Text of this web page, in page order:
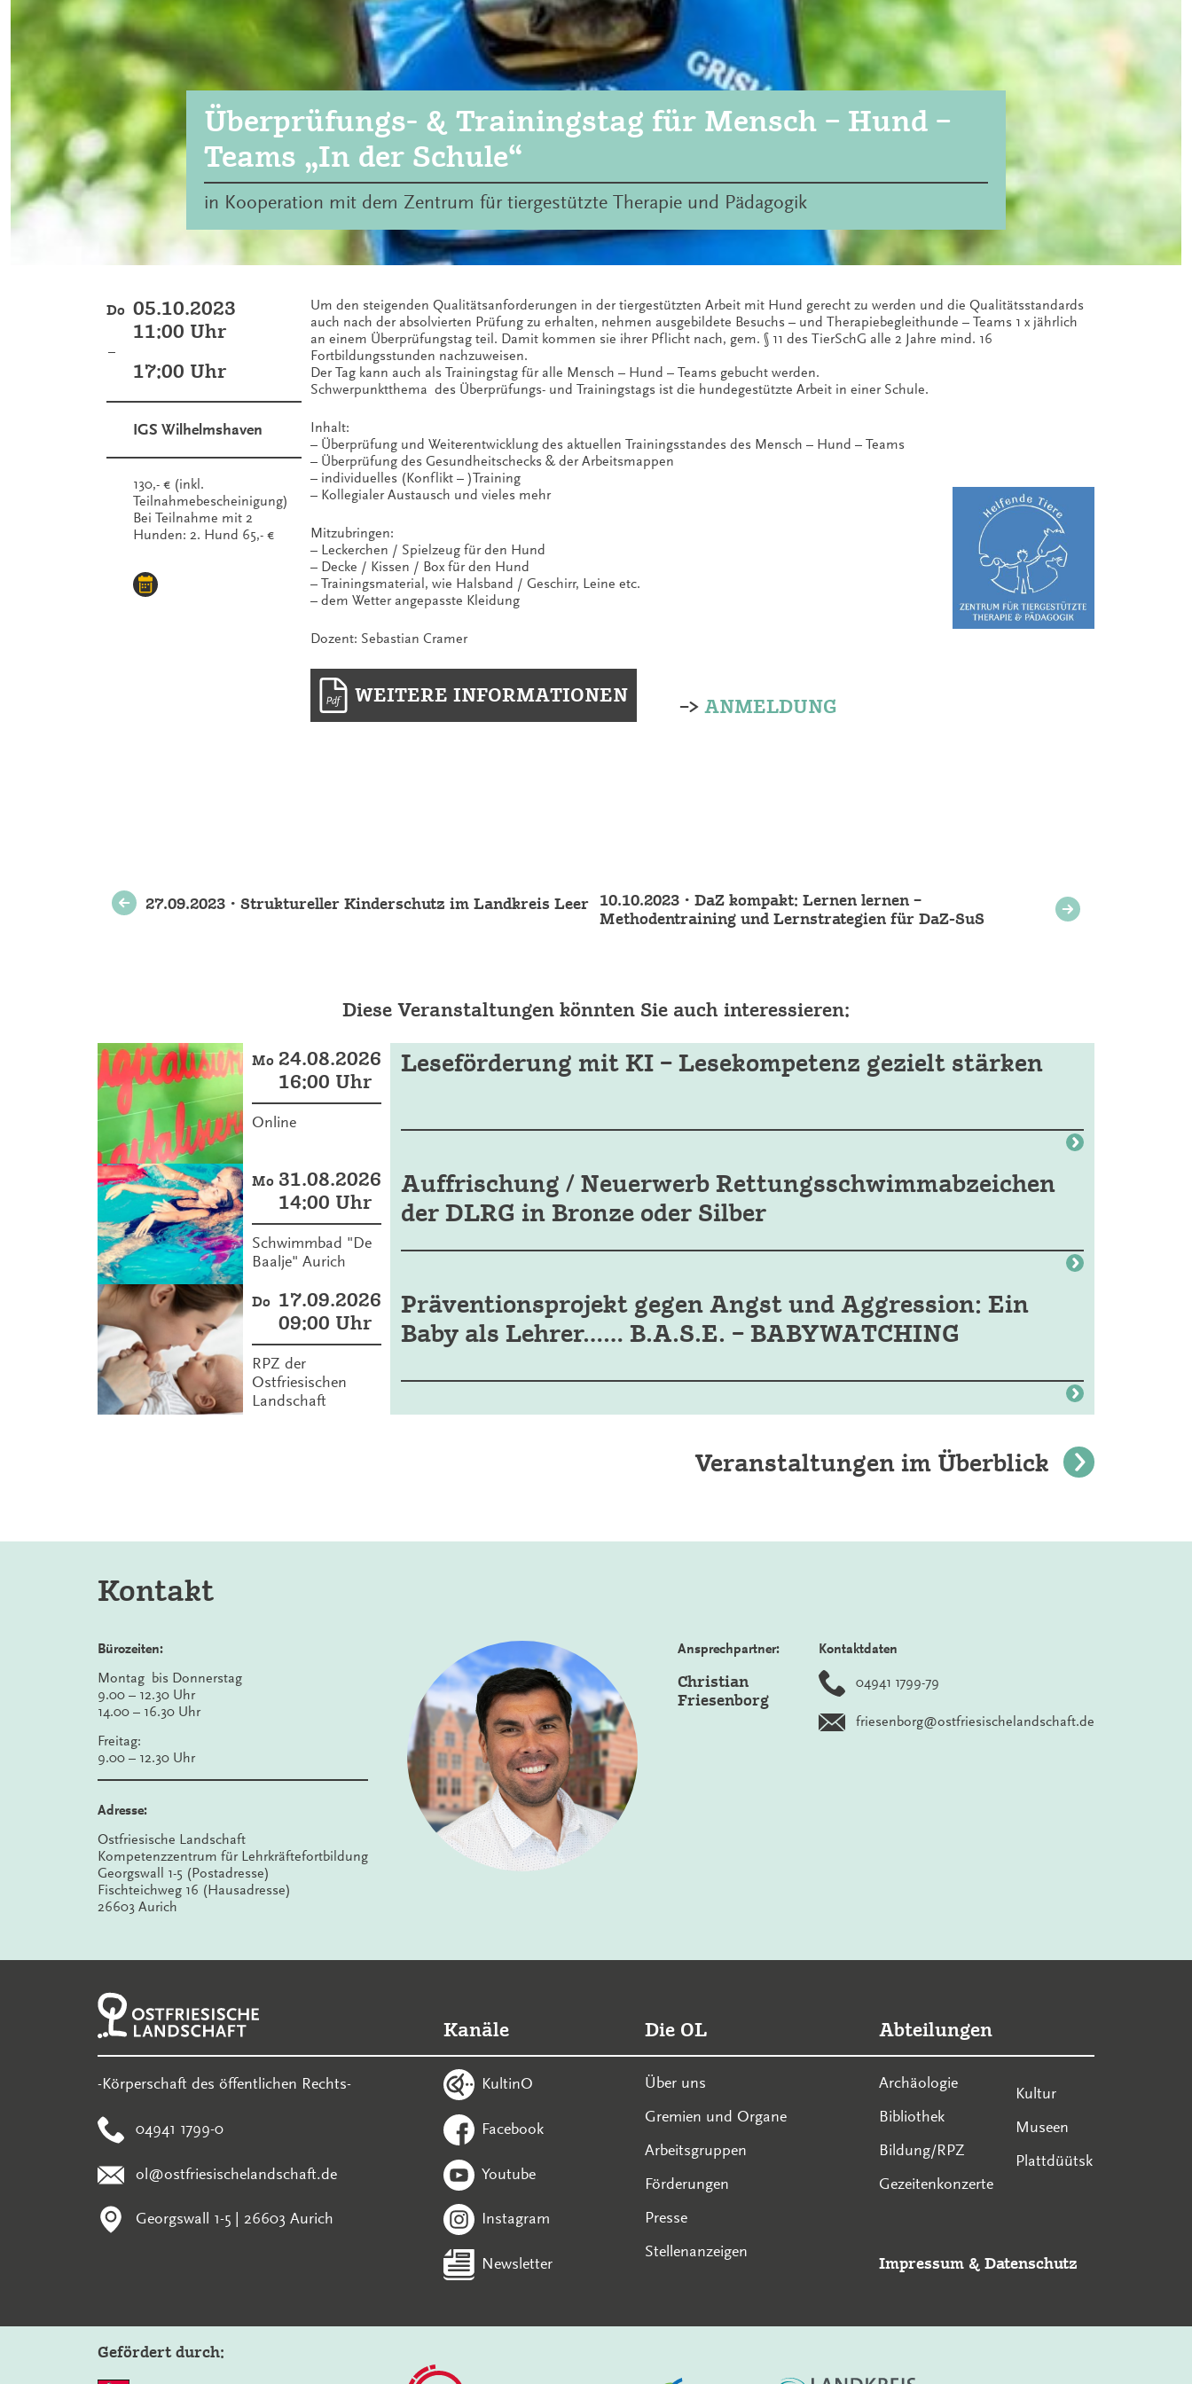
Überprüfungs- & Trainingstag für Mensch – Hund –
Teams „In der Schule“
in Kooperation mit dem Zentrum für tiergestützte Therapie und Pädagogik
Do 05.10.2023
11:00 Uhr
–
17:00 Uhr
IGS Wilhelmshaven
130,- € (inkl.
Teilnahmebescheinigung)
Bei Teilnahme mit 2
Hunden: 2. Hund 65,- €
Um den steigenden Qualitätsanforderungen in der tiergestützten Arbeit mit Hund gerecht zu werden und die Qualitätsstandards
auch nach der absolvierten Prüfung zu erhalten, nehmen ausgebildete Besuchs – und Therapiebegleithunde – Teams 1 x jährlich
an einem Überprüfungstag teil. Damit kommen sie ihrer Pflicht nach, gem. § 11 des TierSchG alle 2 Jahre mind. 16
Fortbildungsstunden nachzuweisen.
Der Tag kann auch als Trainingstag für alle Mensch – Hund – Teams gebucht werden.
Schwerpunktthema des Überprüfungs- und Trainingstags ist die hundegestützte Arbeit in einer Schule.
Inhalt:
– Überprüfung und Weiterentwicklung des aktuellen Trainingsstandes des Mensch – Hund – Teams
– Überprüfung des Gesundheitschecks & der Arbeitsmappen
– individuelles (Konflikt – )Training
– Kollegialer Austausch und vieles mehr
Mitzubringen:
– Leckerchen / Spielzeug für den Hund
– Decke / Kissen / Box für den Hund
– Trainingsmaterial, wie Halsband / Geschirr, Leine etc.
– dem Wetter angepasste Kleidung
Dozent: Sebastian Cramer
WEITERE INFORMATIONEN –> ANMELDUNG
Weitere
27.09.2023 • Struktureller Kinderschutz im Landkreis Leer 10.10.2023 • DaZ kompakt: Lernen lernen –
Methodentraining und Lernstrategien für DaZ-SuS
Diese Veranstaltungen könnten Sie auch interessieren:
Mo 24.08.2026
16:00 Uhr
Online
Leseförderung mit KI – Lesekompetenz gezielt stärken
Mo 31.08.2026
14:00 Uhr
Schwimmbad "De
Baalje" Aurich
Auffrischung / Neuerwerb Rettungsschwimmabzeichen
der DLRG in Bronze oder Silber
Do 17.09.2026
09:00 Uhr
RPZ der
Ostfriesischen
Landschaft
Präventionsprojekt gegen Angst und Aggression: Ein
Baby als Lehrer…… B.A.S.E. – BABYWATCHING
Veranstaltungen im Überblick
Kontakt
Bürozeiten:
Montag bis Donnerstag
9.00 – 12.30 Uhr
14.00 – 16.30 Uhr
Freitag:
9.00 – 12.30 Uhr
Adresse:
Ostfriesische Landschaft
Kompetenzzentrum für Lehrkräftefortbildung
Georgswall 1-5 (Postadresse)
Fischteichweg 16 (Hausadresse)
26603 Aurich
Ansprechpartner:
Christian
Friesenborg
Kontaktdaten
04941 1799-79
friesenborg@ostfriesischelandschaft.de
-Körperschaft des öffentlichen Rechts-
04941 1799-0
ol@ostfriesischelandschaft.de
Georgswall 1-5 | 26603 Aurich
Kanäle
KultinO
Facebook
Youtube
Instagram
Newsletter
Die OL
Über uns
Gremien und Organe
Arbeitsgruppen
Förderungen
Presse
Stellenanzeigen
Abteilungen
Archäologie
Bibliothek
Bildung/RPZ
Gezeitenkonzerte
Kultur
Museen
Plattdüütsk
Impressum & Datenschutz
Gefördert durch: